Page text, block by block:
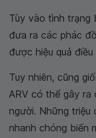
Tùy vào tình trạng
đưa ra các phác
được hiệu quả điều
Tuy nhiên, cũng
ARV có thể gây
người. Những
nhanh chóng biến